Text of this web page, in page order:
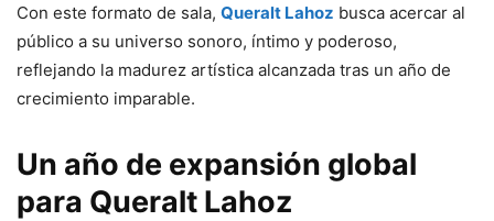
Con este formato de sala, Queralt Lahoz busca acercar al
público a su universo sonoro, íntimo y poderoso,
reflejando la madurez artística alcanzada tras un año de
crecimiento imparable.
Un año de expansión global
para Queralt Lahoz